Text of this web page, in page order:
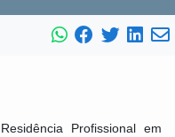
Profissional em